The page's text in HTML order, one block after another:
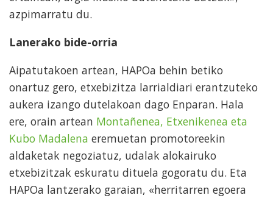
azpimarratu du.
Lanerako bide-orria
Aipatutakoen artean, HAPOa behin betiko
onartuz gero, etxebizitza larrialdiari erantzuteko
aukera izango dutelakoan dago Enparan. Hala
ere, orain artean Montañenea, Etxenikenea eta
Kubo Madalena eremuetan promotoreekin
aldaketak negoziatuz, udalak alokairuko
etxebizitzak eskuratu dituela gogoratu du. Eta
HAPOa lantzerako garaian, «herritarren egoera